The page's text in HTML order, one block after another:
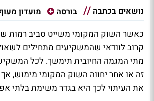
נושאים בכתבה בורסה מועדון
כאשר השוק המקומי משייט סביב רמות
קרוב לוודאי שהמשקיעים מתחילים
מתי המגמה החיובית תימשך. לכל
זה או אחר יחווה השוק המקומי מימוש,
את העיתוי לכך היא בגדר משימת בלתי